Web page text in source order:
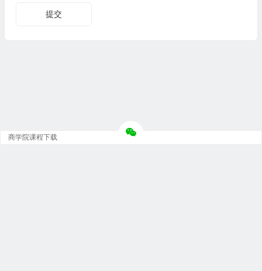
商学院课程下载